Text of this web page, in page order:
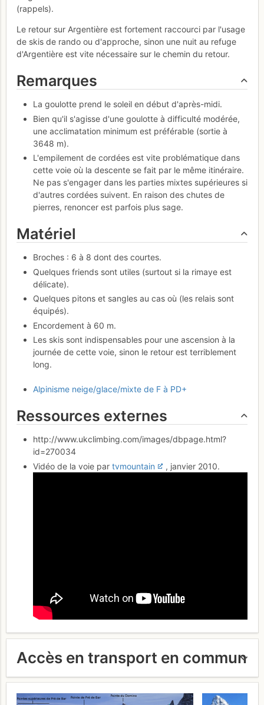
(rappels).
Le retour sur Argentière est fortement raccourci par l'usage
de skis de rando ou d'approche, sinon une nuit au refuge
d'Argentière est vite nécessaire sur le chemin du retour.
Remarques
La goulotte prend le soleil en début d'après-midi.
Bien qu'il s'agisse d'une goulotte à difficulté modérée,
une acclimatation minimum est préférable (sortie à
3648 m).
L'empilement de cordées est vite problématique dans
cette voie où la descente se fait par le même itinéraire.
Ne pas s'engager dans les parties mixtes supérieures si
d'autres cordées suivent. En raison des chutes de
pierres, renoncer est parfois plus sage.
Matériel
Broches : 6 à 8 dont des courtes.
Quelques friends sont utiles (surtout si la rimaye est
délicate).
Quelques pitons et sangles au cas où (les relais sont
équipés).
Encordement à 60 m.
Les skis sont indispensables pour une ascension à la
journée de cette voie, sinon le retour est terriblement
long.
Alpinisme neige/glace/mixte de F à PD+
Ressources externes
http://www.ukclimbing.com/images/dbpage.html?
id=270034
Vidéo de la voie par tvmountain , janvier 2010.
Accès en transport en commun